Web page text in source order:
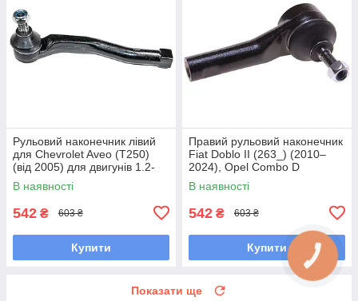
Рульовий наконечник лівий
для Chevrolet Aveo (T250)
(від 2005) для двигунів 1.2-
1.6L
В наявності
542 ₴ 603 ₴
Купити
Правий рульовий наконечник
Fiat Doblo II (263_) (2010–
2024), Opel Combo D
В наявності
542 ₴ 603 ₴
Купити
Показати ще